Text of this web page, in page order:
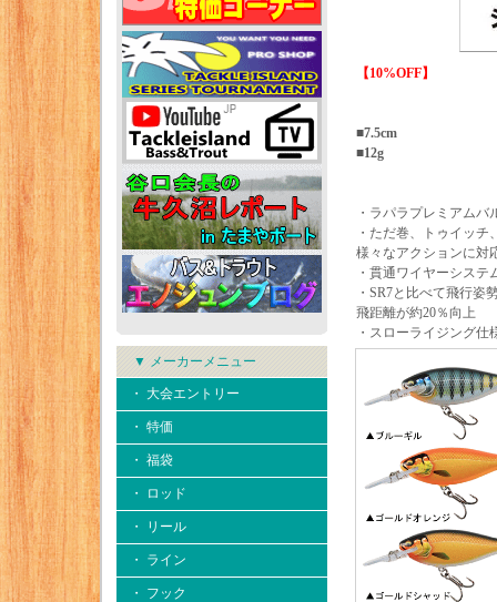
▼ メーカーメニュー
・ 大会エントリー
・ 特価
・ 福袋
・ ロッド
・ リール
・ ライン
・ フック
【10%OFF】
■7.5cm
■12g
・ラパラプレミアムバ
・ただ巻、トゥイッチ
様々なアクションに対
・貫通ワイヤーシステ
・SR7と比べて飛行姿
飛距離が約20％向上
・スローライジング仕